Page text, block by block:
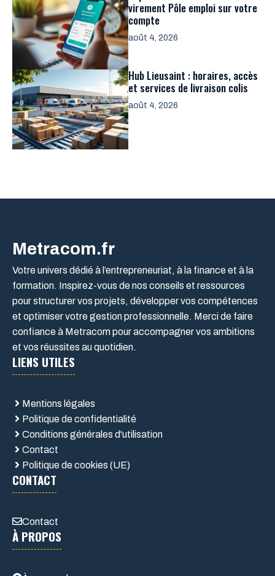
virement Pôle emploi sur votre
compte
août 4, 2026
Hub Lieusaint : horaires, accès
et services de livraison colis
août 4, 2026
Metracom.fr
Votre univers dédié à l’entrepreneuriat, à la finance et à la
formation. Inspirez-vous de nos conseils et ressources
pour structurer vos projets, développer vos compétences
et optimiser votre gestion professionnelle. Merci de faire
confiance à Metracom pour accompagner vos ambitions
et vos réussites au quotidien.
LIENS UTILES
Mentions légales
Politique de confidentialité
Conditions générales d'utilisation
Contact
Politique de cookies (UE)
CONTACT
Contact
À PROPOS